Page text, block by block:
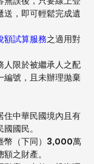
送，即可輕鬆完成遺
額試算服務之適用對
人限於被繼承人之配
編號，且未辦理拋棄
住中華民國境內且有
國民。
幣（下同）3,000萬
之財產。